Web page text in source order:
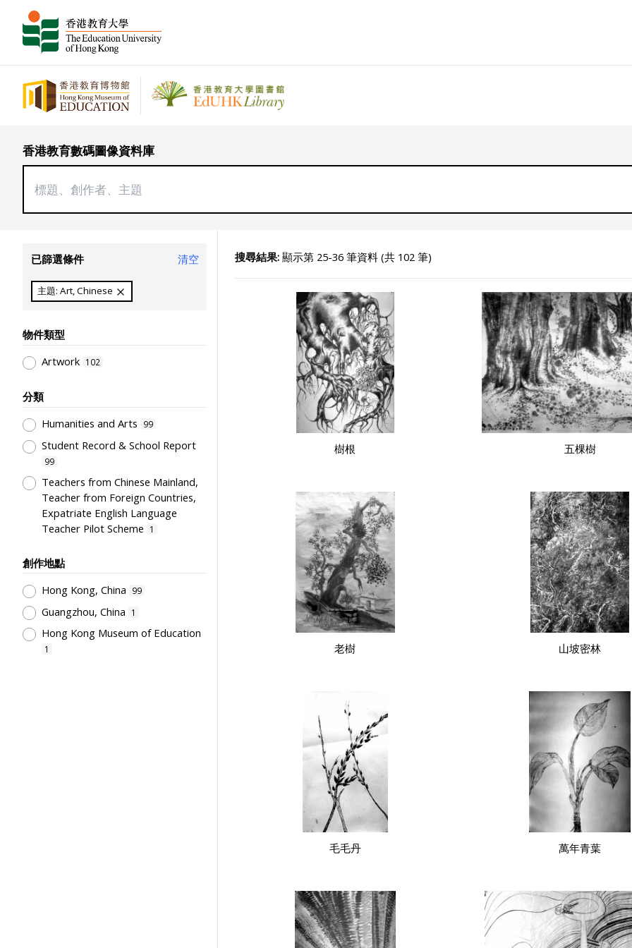
香港教育數碼圖像資料庫
已篩選條件 清空
主題: Art, Chinese
物件類型
Artwork 102
分類
Humanities and Arts
99
Student Record & School Report
99
Teachers from Chinese Mainland,
Teacher from Foreign Countries,
Expatriate English Language
Teacher Pilot Scheme
1
創作地點
Hong Kong, China
99
Guangzhou, China 1
Hong Kong Museum of Education
1
搜尋結果:顯示第 25-36 筆資料 (共 102 筆)
樹根 五棵樹
老樹 山坡密林
毛毛丹 萬年青葉